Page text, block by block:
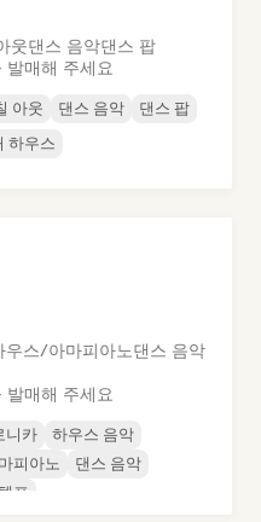
웃댄스 음악댄스 팝
발매해 주세요
아웃 댄스 음악
댄스 팝
하우스
우스/아마피아노댄스 음악
발매해 주세요
니카
하우스 음악
피아노
댄스 음악
포